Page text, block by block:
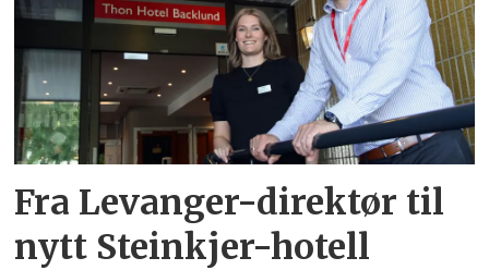
Fra Levanger-direktør til
nytt Steinkjer-hotell